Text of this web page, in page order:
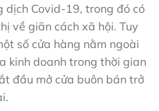
dịch Covid-19, trong đó có
về giãn cách xã hội. Tuy
số cửa hàng nằm ngoài
kinh doanh trong thời gian
đầu mở cửa buôn bán trở